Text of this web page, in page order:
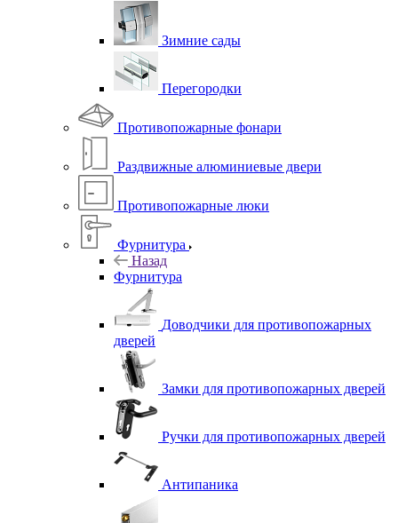
Зимние сады
Перегородки
Противопожарные фонари
Раздвижные алюминиевые двери
Противопожарные люки
Фурнитура
Назад
Фурнитура
Доводчики для противопожарных
дверей
Замки для противопожарных дверей
Ручки для противопожарных дверей
Антипаника